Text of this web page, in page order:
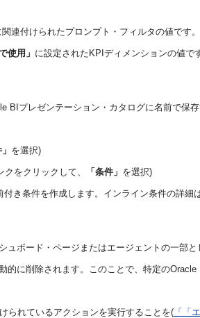
連付けられたプロンプト・フィルタの値です。
使用」 に設定されたKPIディメンションの値で
プレゼンテーション・カタログに名前で保存
を選択)
クをクリックして、 「条件」 を選択)
付き条件を作成します。インライン条件の詳細は
ボード・ページまたはエージェントの一部と
に削除されます。このことで、特定の
られているアクションを実行することを( 「「